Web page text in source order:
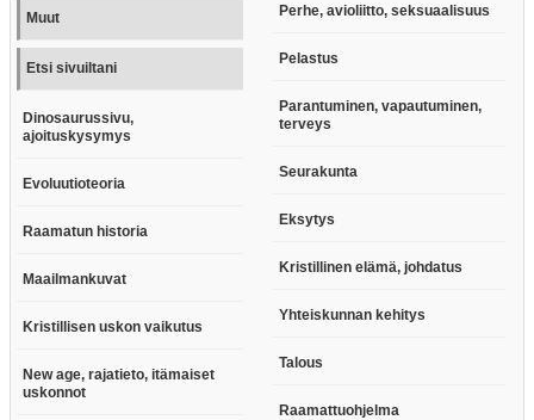
Muut
Etsi sivuiltani
Dinosaurussivu,
ajoituskysymys
Evoluutioteoria
Raamatun historia
Maailmankuvat
Kristillisen uskon vaikutus
New age, rajatieto, itämaiset
uskonnot
Perhe, avioliitto, seksuaalisuus
Pelastus
Parantuminen, vapautuminen,
terveys
Seurakunta
Eksytys
Kristillinen elämä, johdatus
Yhteiskunnan kehitys
Talous
Raamattuohjelma